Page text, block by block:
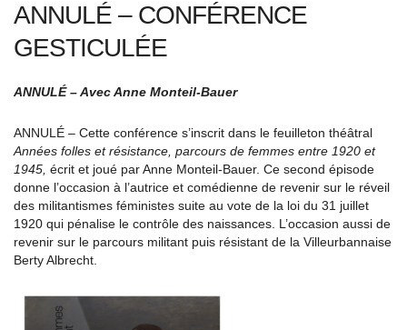
ANNULÉ – CONFÉRENCE
GESTICULÉE
ANNULÉ – Avec Anne Monteil-Bauer
ANNULÉ – Cette conférence s’inscrit dans le feuilleton théâtral
Années folles et résistance, parcours de femmes entre 1920 et
1945, écrit et joué par Anne Monteil-Bauer. Ce second épisode
donne l’occasion à l’autrice et comédienne de revenir sur le réveil
des militantismes féministes suite au vote de la loi du 31 juillet
1920 qui pénalise le contrôle des naissances. L’occasion aussi de
revenir sur le parcours militant puis résistant de la Villeurbannaise
Berty Albrecht.